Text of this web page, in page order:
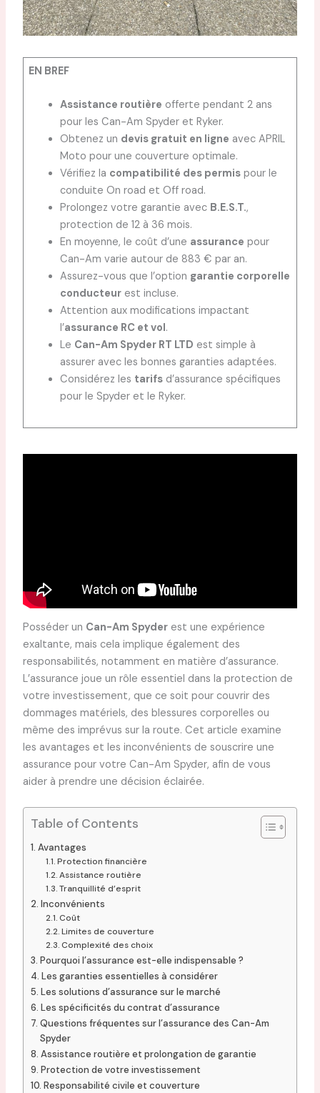
EN BREF
Assistance routière offerte pendant 2 ans
pour les Can-Am Spyder et Ryker.
Obtenez un devis gratuit en ligne avec APRIL
Moto pour une couverture optimale.
Vérifiez la compatibilité des permispour le
conduite On road et Off road.
Prolongez votre garantie avec B.E.S.T.,
protection de 12 à 36 mois.
En moyenne, le coût d’une assurance pour
Can-Am varie autour de 883 € par an.
Assurez-vous que l’option garantie corporelle
conducteurest incluse.
Attention aux modifications impactant
l’assurance RC et vol.
Le Can-Am Spyder RT LTD est simple à
assurer avec les bonnes garanties adaptées.
Considérez les tarifsd’assurance spécifiques
pour le Spyder et le Ryker.
Posséder un Can-Am Spyderest une expérience
exaltante, mais cela implique également des
responsabilités, notamment en matière d’assurance.
L’assurance joue un rôle essentiel dans la protection de
votre investissement, que ce soit pour couvrir des
dommages matériels, des blessures corporelles ou
même des imprévus sur la route. Cet article examine
les avantages et les inconvénients de souscrire une
assurance pour votre Can-Am Spyder, afin de vous
aider à prendre une décision éclairée.
Table of Contents
Avantages
Protection financière
Assistance routière
Tranquillité d’esprit
Inconvénients
Coût
Limites de couverture
Complexité des choix
Pourquoi l’assurance est-elle indispensable ?
Les garanties essentielles à considérer
Les solutions d’assurance sur le marché
Les spécificités du contrat d’assurance
Questions fréquentes sur l’assurance des Can-Am
Spyder
Assistance routière et prolongation de garantie
Protection de votre investissement
Responsabilité civile et couverture